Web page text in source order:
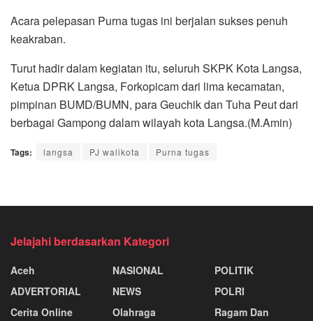
Acara pelepasan Purna tugas ini berjalan sukses penuh
keakraban.
Turut hadir dalam kegiatan itu, seluruh SKPK Kota Langsa,
Ketua DPRK Langsa, Forkopicam dari lima kecamatan,
pimpinan BUMD/BUMN, para Geuchik dan Tuha Peut dari
berbagai Gampong dalam wilayah kota Langsa.(M.Amin)
Tags: langsa PJ walikota Purna tugas
Jelajahi berdasarkan Kategori
Aceh
ADVERTORIAL
Cerita Online
NASIONAL
NEWS
Olahraga
POLITIK
POLRI
Ragam Dan